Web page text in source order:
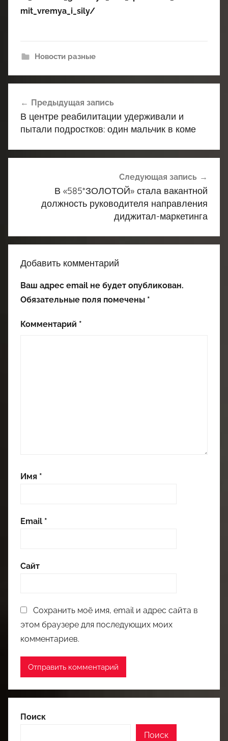
mit_vremya_i_sily/
Новости разные
по
записям
Предыдущая запись
В центре реабилитации удерживали и
пытали подростков: один мальчик в коме
Следующая запись
В «585*ЗОЛОТОЙ» стала вакантной
должность руководителя направления
диджитал-маркетинга
Добавить комментарий
Ваш адрес email не будет опубликован.
Обязательные поля помечены *
Комментарий *
Имя *
Email *
Сайт
Сохранить моё имя, email и адрес сайта в
этом браузере для последующих моих
комментариев.
Поиск
Поиск